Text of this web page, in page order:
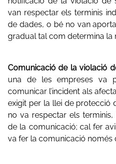
van respectar els terminis
de dades, o bé no van
gradual tal com determina la
Comunicació de la violació
una de les empreses va
comunicar l’incident als
exigit per la llei de protecció
no va respectar els
de la comunicació; cal fer
va fer la comunicació només